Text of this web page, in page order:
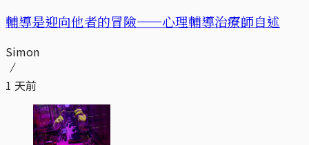
輔導是迎向他者的冒險——心理輔導治療師自述
Simon
1 天前